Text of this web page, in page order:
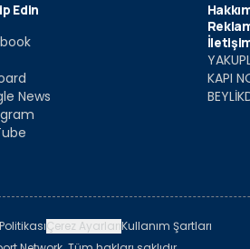
Edin
News
KAPI
Çerez AyarlarıKullanım Şartları